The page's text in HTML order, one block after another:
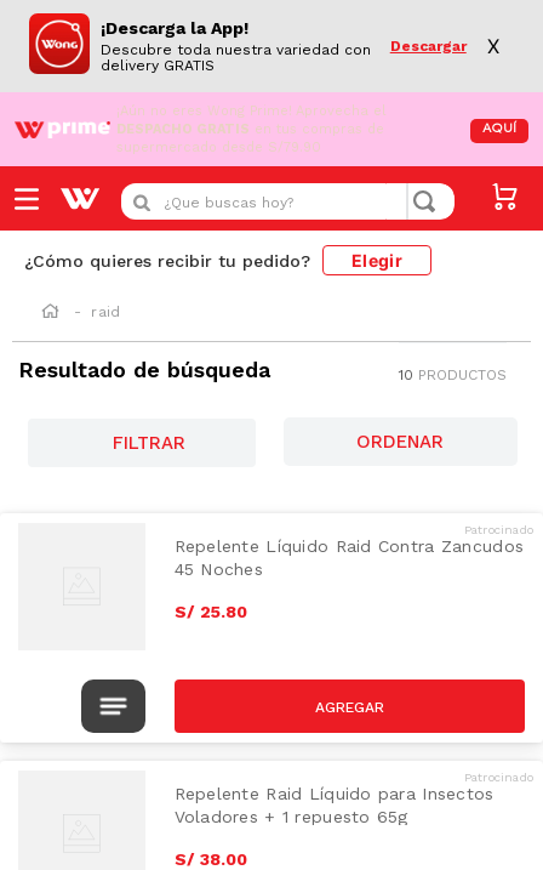
¡Descarga la App!
Descubre toda nuestra variedad con
delivery GRATIS
Descargar X
¡Aún no eres Wong Prime! Aprovecha el
DESPACHO GRATIS en tus compras de
supermercado desde S/79.90
AQUÍ
¿Que buscas hoy?
¿Cómo quieres recibir tu pedido? Elegir
raid
Resultado de búsqueda 10 PRODUCTOS
FILTRAR
Patrocinado
Repelente Líquido Raid Contra Zancudos
45 Noches
S/ 25.80
Patrocinado
Repelente Raid Líquido para Insectos
Voladores + 1 repuesto 65g
S/ 38.00